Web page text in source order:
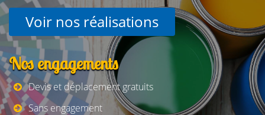
Voir nos réalisations
Nos engagements
Devis et déplacement gratuits
Sans engagement